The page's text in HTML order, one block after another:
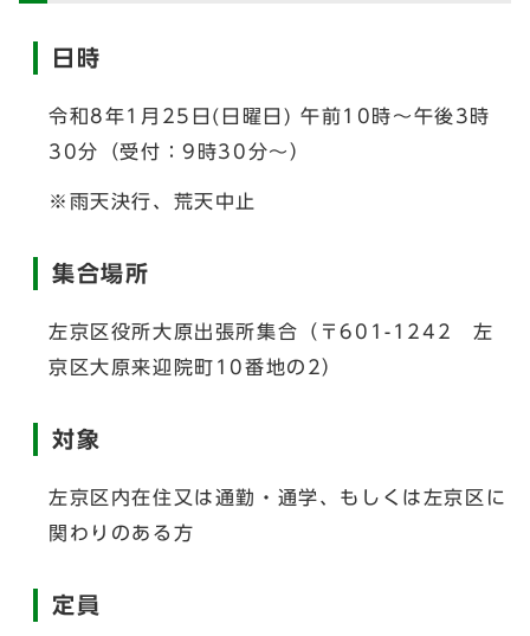
日時
令和8年1月25日(日曜日) 午前10時～午後3時
30分（受付：9時30分～）
※雨天決行、荒天中止
集合場所
左京区役所大原出張所集合（〒601-1242 左
京区大原来迎院町10番地の2）
対象
左京区内在住又は通勤・通学、もしくは左京区に
関わりのある方
定員